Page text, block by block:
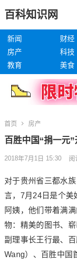
百科知识网
新闻 财经
房产
科技
教育
美食
首页 房产
百胜中国“捐一元
2018年7月1日 15:30 阅
对于贵州省三都水
言，7月24日是个美
阿姨，他们带着满
物：精美的图书、
副理事长王行最、
Wang）、百胜中国